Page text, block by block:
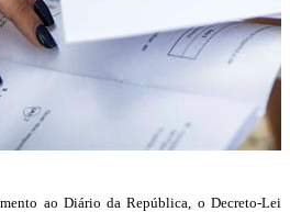
ao Diário da República, o Decreto-Lei